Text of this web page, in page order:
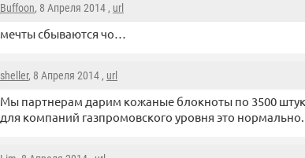
Buffoon, 8 Апреля 2014 , url
мечты сбываются чо…
sheller, 8 Апреля 2014 , url
Мы партнерам дарим кожаные блокноты по 3500
для компаний газпромовского уровня это нормально.